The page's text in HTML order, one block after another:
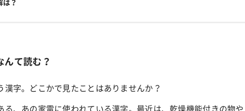
は？
んて読む？
漢字。どこかで見たことはありませんか？